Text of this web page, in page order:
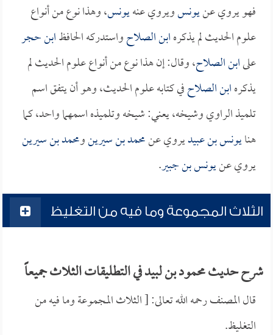
فهو يروي عنيونسويروي عنهيونس، وهذا نوع من أنواع
علوم الحديث لم يذكرهابن الصلاحواستدركه الحافظابن حجر
علىابن الصلاح، وقال: إن هذا نوع من أنواع علوم الحديث لم
يذكرهابن الصلاحفي كتابه علوم الحديث، وهو أن يتفق اسم
تلميذ الراوي وشيخه، يعني: شيخه وتلميذه اسمهما واحد، كما
هنايونس بن عبيديروي عنمحمد بن سيرينومحمد بن سيرين
يروي عنيونس بن جبير.
الثلاث المجموعة وما فيه من التغليظ
شرح حديث محمود بن لبيد في التطليقات الثلاث جميعاً
قال المصنف رحمه الله تعالى: [ الثلاث المجموعة وما فيه من
التغليظ.